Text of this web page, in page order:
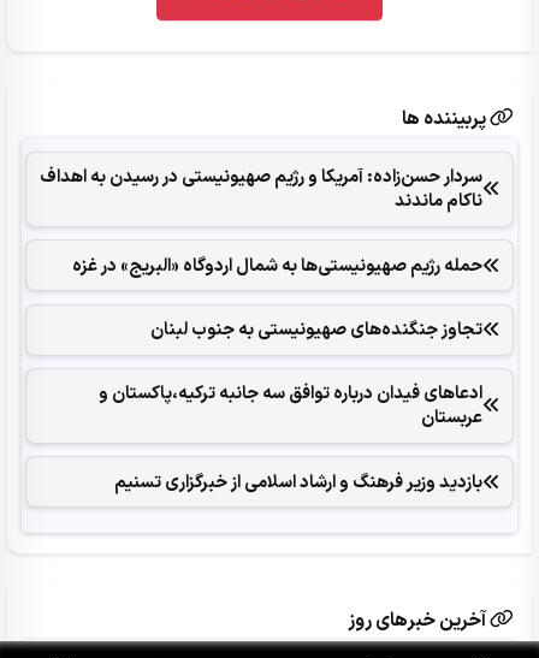
پربیننده ها
سردار حسن‌زاده: آمریکا و رژیم صهیونیستی در رسیدن به اهداف
ناکام ماندند
حمله رژیم صهیونیستی‌ها به شمال اردوگاه «البریج» در غزه
تجاوز جنگنده‌های صهیونیستی به جنوب لبنان
ادعاهای فیدان درباره توافق سه جانبه ترکیه،پاکستان و
عربستان
بازدید وزیر فرهنگ و ارشاد اسلامی از خبرگزاری تسنیم
آخرین خبرهای روز